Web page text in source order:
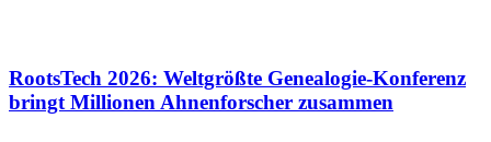
RootsTech 2026: Weltgrößte Genealogie-Konferenz
bringt Millionen Ahnenforscher zusammen